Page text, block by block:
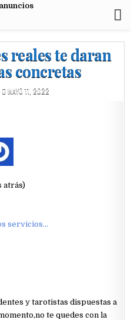
reales te daran
concretas
MAYO 11, 2022
atrás)
servicios...
y tarotistas dispuestas a
te quedes con la